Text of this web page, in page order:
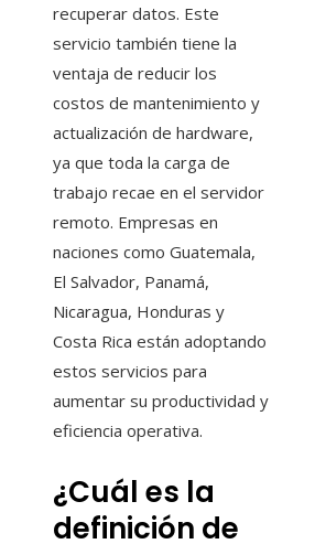
recuperar datos. Este
servicio también tiene la
ventaja de reducir los
costos de mantenimiento y
actualización de hardware,
ya que toda la carga de
trabajo recae en el servidor
remoto. Empresas en
naciones como Guatemala,
El Salvador, Panamá,
Nicaragua, Honduras y
Costa Rica están adoptando
estos servicios para
aumentar su productividad y
eficiencia operativa.
¿Cuál es la
definición de